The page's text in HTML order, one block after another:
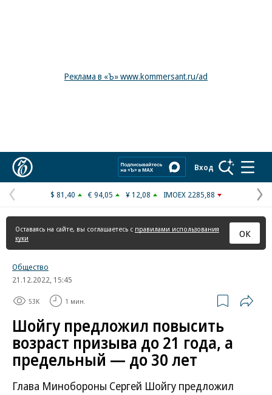
Реклама в «Ъ» www.kommersant.ru/ad
Вход
Предыдущая
страница
$ 81,40 € 94,05 ¥ 12,08 IMOEX 2285,88
Оставаясь на сайте, вы соглашаетесь с правилами использования
куки
ОК
Общество
21.12.2022, 15:45
53K 1 мин.
Шойгу предложил повысить
возраст призыва до 21 года, а
предельный — до 30 лет
Глава Минобороны Сергей Шойгу предложил